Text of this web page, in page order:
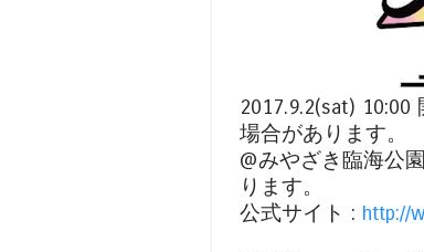
2017.9.2(sat)
場合があります。
@みやざき臨海公
ります。
公式サイト : http://